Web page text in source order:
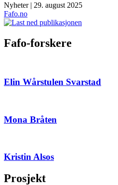
Nyheter | 29. august 2025
Fafo.no
Fafo-forskere
Elin Wårstulen Svarstad
Mona Bråten
Kristin Alsos
Prosjekt